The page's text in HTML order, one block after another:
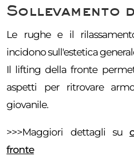
Sollevamento
Le rughe e il
incidono sull'estetica
Il lifting della fronte
aspetti per ritrovare
giovanile.
>>>Maggiori dettagli su
fronte